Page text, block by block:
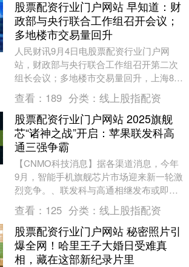
股票配资行业门户网站 早知道：财
政部与央行联合工作组召开会议；
多地楼市交易量回升
人民财讯9月4日电股票配资行业门户网
站，财政部与央行联合工作组召开第二次
组长会议；多地楼市交易量回升，上海8月
二手房网签量同比增超11%；《浙江省新
能源上网电价....
查看： 189 分类： 线上股指配资
股票配资行业门户网站 2025旗舰
芯“诸神之战”开启：苹果联发科高
通三强争霸
【CNMO科技消息】据各渠道消息，今年
9月，智能手机旗舰芯片市场迎来新一轮激
烈竞争。、联发科与高通相继发布或即将
推出全新的顶级移动平台股票配资行业门
户网站，拉开....
查看： 125 分类： 线上股指配资
股票配资行业门户网站 秘密照片引
爆全网！哈里王子大婚日受难真
相，藏在这部新纪录片里